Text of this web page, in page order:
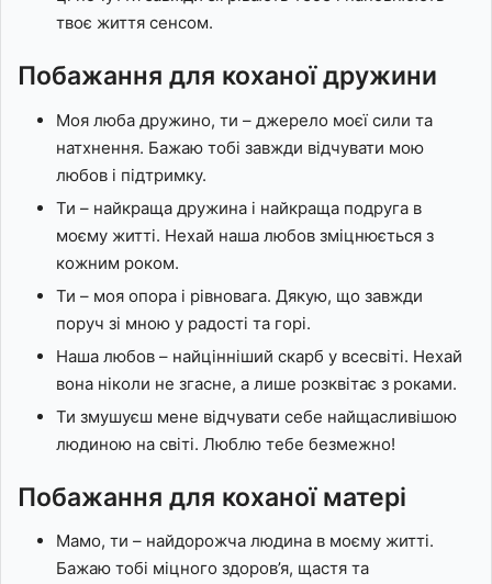
твоє життя сенсом.
Побажання для коханої дружини
Моя люба дружино, ти – джерело моєї сили та
натхнення. Бажаю тобі завжди відчувати мою
любов і підтримку.
Ти – найкраща дружина і найкраща подруга в
моєму житті. Нехай наша любов зміцнюється з
кожним роком.
Ти – моя опора і рівновага. Дякую, що завжди
поруч зі мною у радості та горі.
Наша любов – найцінніший скарб у всесвіті. Нехай
вона ніколи не згасне, а лише розквітає з роками.
Ти змушуєш мене відчувати себе найщасливішою
людиною на світі. Люблю тебе безмежно!
Побажання для коханої матері
Мамо, ти – найдорожча людина в моєму житті.
Бажаю тобі міцного здоров’я, щастя та